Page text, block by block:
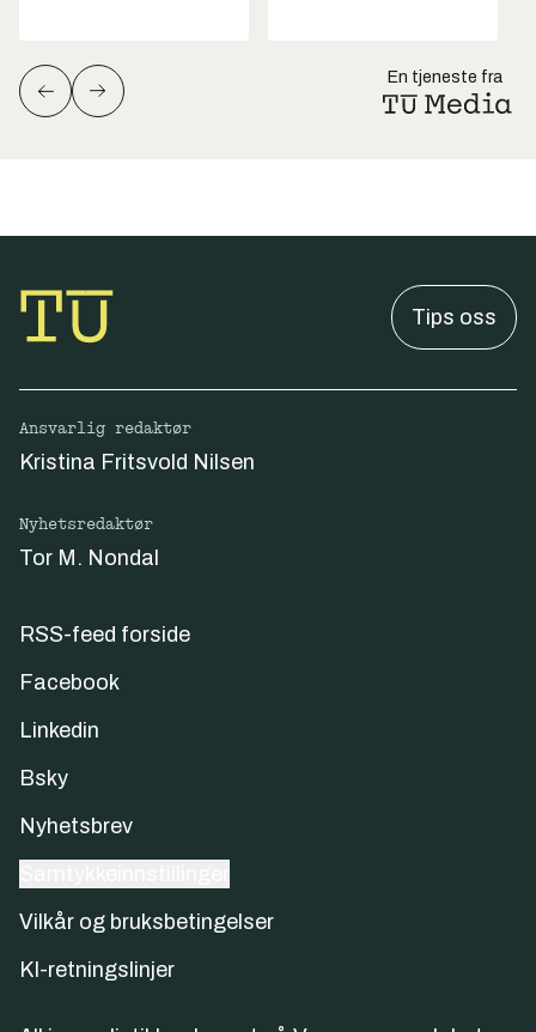
En tjeneste fra
Tips oss
Ansvarlig redaktør
Kristina Fritsvold Nilsen
Nyhetsredaktør
Tor M. Nondal
RSS-feed forside
Facebook
Linkedin
Bsky
Nyhetsbrev
Vilkår og bruksbetingelser
KI-retningslinjer